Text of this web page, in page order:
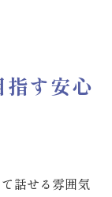
指す安心
話せる雰囲気